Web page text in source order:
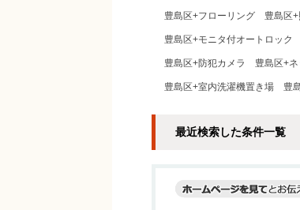
豊島区+フローリング 豊島区
豊島区+モニタ付オートロック
豊島区+防犯カメラ 豊島区+
豊島区+室内洗濯機置き場 豊
最近検索した条件一覧